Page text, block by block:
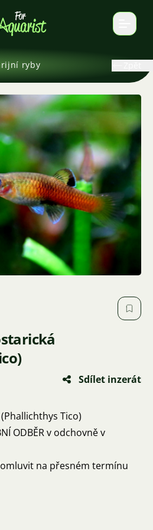
ryby
Sdílet inzerát
Tico)
ODBĚR v odchovně v
na přesném termínu